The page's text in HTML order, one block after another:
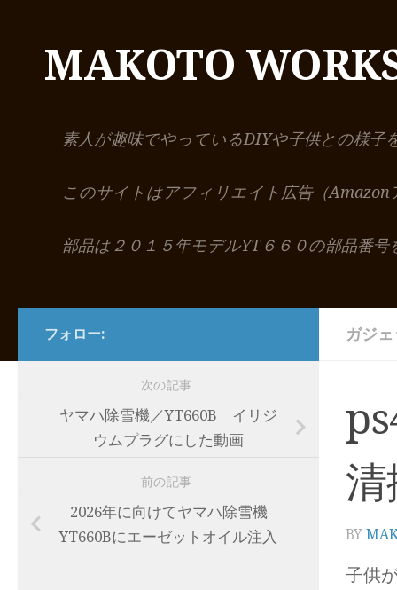
MAKOTO
素人が趣味でやっているDIYや子供との様
このサイトはアフィリエイト広告（
部品は２０１５年モデルYT６６０の部品番
ガジ
BY
子供
フォロー:
次の記事
ヤマハ除雪機／YT660B イリジ
ウムプラグにした動画
前の記事
2026年に向けてヤマハ除雪機
YT660Bにエーゼットオイル注入